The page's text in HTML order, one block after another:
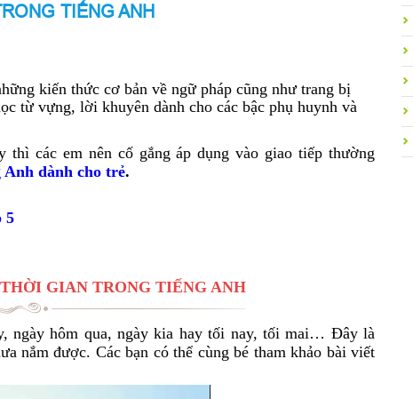
TIẾNG ANH
kiến thức cơ bản về ngữ pháp cũng như trang bị
từ vựng, lời khuyên dành cho các bậc phụ huynh và
các em nên cố gắng áp dụng vào giao tiếp thường
Anh dành cho trẻ.
5
GIAN TRONG TIẾNG ANH
ngày hôm qua, ngày kia hay tối nay, tối mai… Đây là
nắm được. Các bạn có thể cùng bé tham khảo bài viết